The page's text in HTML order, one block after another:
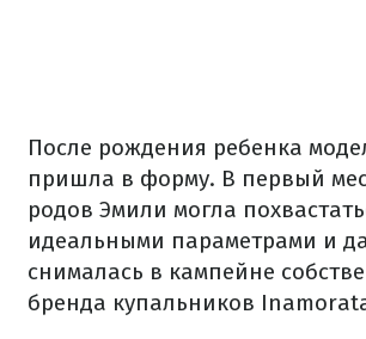
После рождения ребенка
пришла в форму. В первый
родов Эмили могла
идеальными параметрами и
снималась в кампейне
бренда купальников